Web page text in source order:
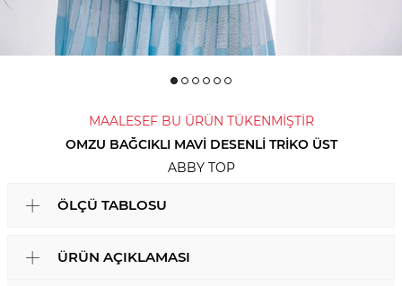
MAALESEF BU ÜRÜN TÜKENMİŞTİR
OMZU BAĞCIKLI MAVI DESENLI TRIKO ÜST
ABBY TOP
ÖLÇÜ TABLOSU
ÜRÜN AÇIKLAMASI